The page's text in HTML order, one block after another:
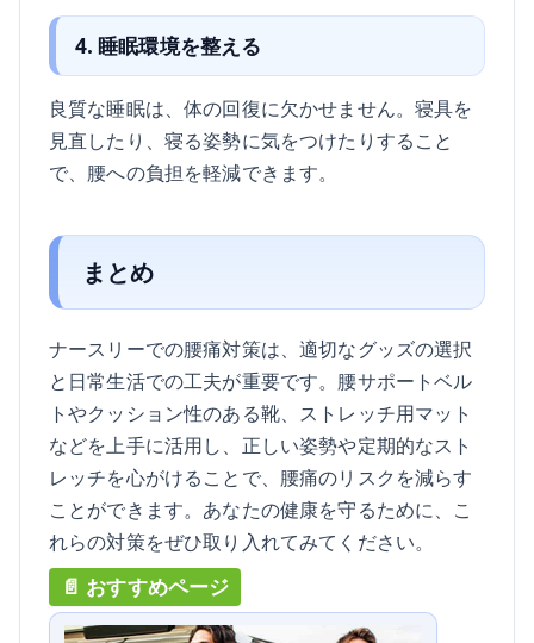
4. 睡眠環境を整える
良質な睡眠は、体の回復に欠かせません。寝具を
見直したり、寝る姿勢に気をつけたりすること
で、腰への負担を軽減できます。
まとめ
ナースリーでの腰痛対策は、適切なグッズの選択
と日常生活での工夫が重要です。腰サポートベル
トやクッション性のある靴、ストレッチ用マット
などを上手に活用し、正しい姿勢や定期的なスト
レッチを心がけることで、腰痛のリスクを減らす
ことができます。あなたの健康を守るために、こ
れらの対策をぜひ取り入れてみてください。